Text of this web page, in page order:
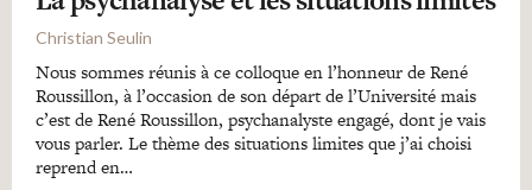
Christian Seulin
Nous sommes réunis à ce colloque en l’honneur de René
Roussillon, à l’occasion de son départ de l’Université mais
c’est de René Roussillon, psychanalyste engagé, dont je vais
vous parler. Le thème des situations limites que j’ai choisi
reprend en…